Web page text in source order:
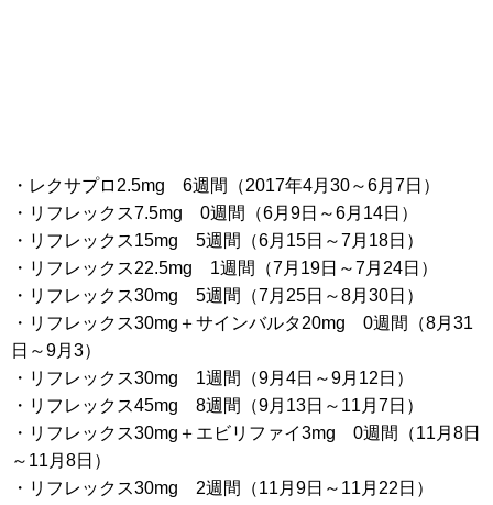
・レクサプロ2.5mg 6週間（2017年4月30～6月7日）
・リフレックス7.5mg 0週間（6月9日～6月14日）
・リフレックス15mg 5週間（6月15日～7月18日）
・リフレックス22.5mg 1週間（7月19日～7月24日）
・リフレックス30mg 5週間（7月25日～8月30日）
・リフレックス30mg＋サインバルタ20mg 0週間（8月31
日～9月3）
・リフレックス30mg 1週間（9月4日～9月12日）
・リフレックス45mg 8週間（9月13日～11月7日）
・リフレックス30mg＋エビリファイ3mg 0週間（11月8日
～11月8日）
・リフレックス30mg 2週間（11月9日～11月22日）